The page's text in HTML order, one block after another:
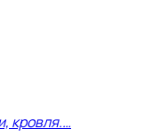
кровля.…